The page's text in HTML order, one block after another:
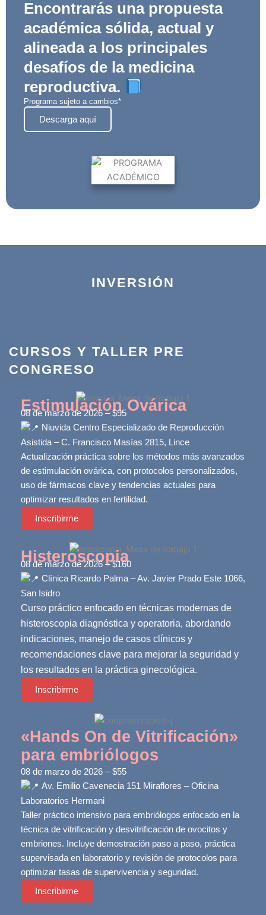
Encontrarás una propuesta
académica sólida, actual y
alineada a los principales
desafíos de la medicina
reproductiva.
Programa sujeto a cambios*
Descarga aquí
INVERSIÓN
CURSOS Y TALLER PRE
CONGRESO
Estimulación Ovárica
08 de marzo de 2026 – $95
Niuvida Centro Especializado de Reproducción
Asistida – C. Francisco Masías 2815, Lince
Actualización práctica sobre los métodos más avanzados
de estimulación ovárica, con protocolos personalizados,
uso de fármacos clave y tendencias actuales para
optimizar resultados en fertilidad.
Inscribirme
Histeroscopia
08 de marzo de 2026 – $160
Clínica Ricardo Palma – Av. Javier Prado Este 1066,
San Isidro
Curso práctico enfocado en técnicas modernas de
histeroscopia diagnóstica y operatoria, abordando
indicaciones, manejo de casos clínicos y
recomendaciones clave para mejorar la seguridad y
los resultados en la práctica ginecológica.
Inscribirme
«Hands On de Vitrificación»
para embriólogos
08 de marzo de 2026 – $55
Av. Emilio Cavenecia 151 Miraflores – Oficina
Laboratorios Hermani
Taller práctico intensivo para embriólogos enfocado en la
técnica de vitrificación y desvitrificación de ovocitos y
embriones. Incluye demostración paso a paso, práctica
supervisada en laboratorio y revisión de protocolos para
optimizar tasas de supervivencia y seguridad.
Inscribirme